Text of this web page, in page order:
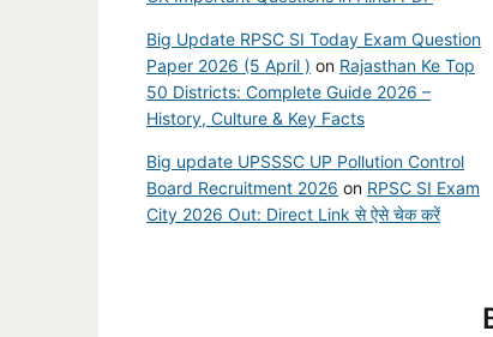
Big Update RPSC SI Today Exam Question
Paper 2026 (5 April ) on Rajasthan Ke Top
50 Districts: Complete Guide 2026 –
History, Culture & Key Facts
Big update UPSSSC UP Pollution Control
Board Recruitment 2026 on RPSC SI Exam
City 2026 Out: Direct Link से ऐसे चेक करें